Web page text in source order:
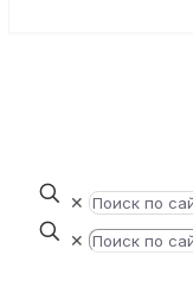
✕
✕